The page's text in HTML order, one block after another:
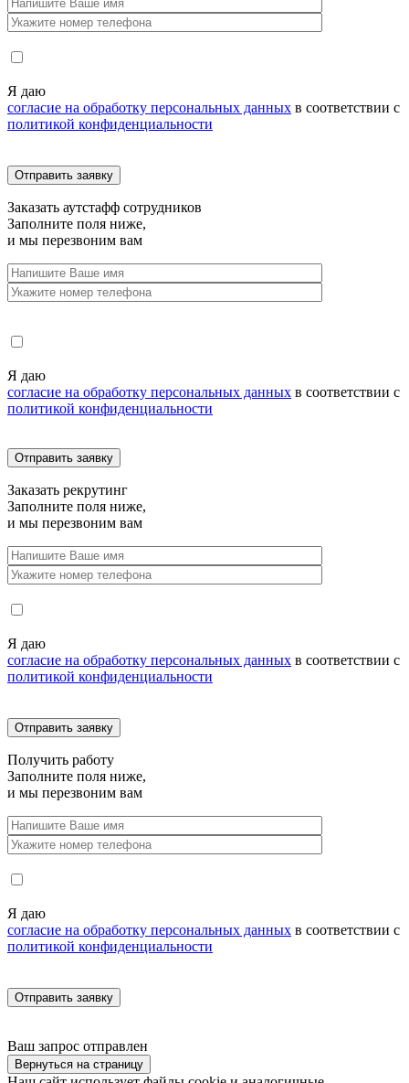
Я даю
согласие на обработку персональных данных в соответствии с
политикой конфиденциальности
Заказать аутстафф сотрудников
Заполните поля ниже,
и мы перезвоним вам
Я даю
согласие на обработку персональных данных в соответствии с
политикой конфиденциальности
Заказать рекрутинг
Заполните поля ниже,
и мы перезвоним вам
Я даю
согласие на обработку персональных данных в соответствии с
политикой конфиденциальности
Получить работу
Заполните поля ниже,
и мы перезвоним вам
Я даю
согласие на обработку персональных данных в соответствии с
политикой конфиденциальности
Ваш запрос отправлен
Вернуться на страницу